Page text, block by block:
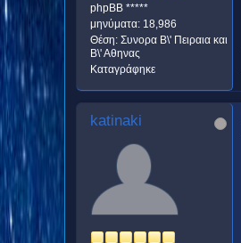
phpBB *****
μηνύματα: 18,986
Θέση: Συνορα Β\' Πειραια και
Β\' Αθηνας
Καταγράφηκε
katinaki